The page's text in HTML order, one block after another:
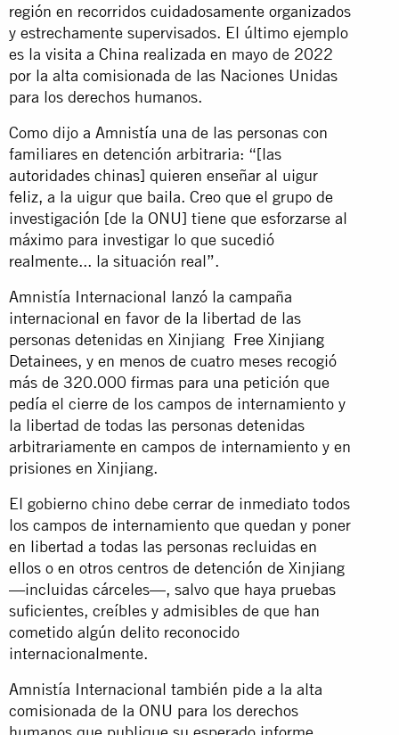
región en recorridos cuidadosamente organizados
y estrechamente supervisados. El último ejemplo
es la visita a China realizada en mayo de 2022
por la alta comisionada de las Naciones Unidas
para los derechos humanos.
Como dijo a Amnistía una de las personas con
familiares en detención arbitraria: “[las
autoridades chinas] quieren enseñar al uigur
feliz, a la uigur que baila. Creo que el grupo de
investigación [de la ONU] tiene que esforzarse al
máximo para investigar lo que sucedió
realmente... la situación real”.
Amnistía Internacional lanzó la campaña
internacional en favor de la libertad de las
personas detenidas en Xinjiang Free Xinjiang
Detainees, y en menos de cuatro meses recogió
más de 320.000 firmas para una petición que
pedía el cierre de los campos de internamiento y
la libertad de todas las personas detenidas
arbitrariamente en campos de internamiento y en
prisiones en Xinjiang.
El gobierno chino debe cerrar de inmediato todos
los campos de internamiento que quedan y poner
en libertad a todas las personas recluidas en
ellos o en otros centros de detención de Xinjiang
—incluidas cárceles—, salvo que haya pruebas
suficientes, creíbles y admisibles de que han
cometido algún delito reconocido
internacionalmente.
Amnistía Internacional también pide a la alta
comisionada de la ONU para los derechos